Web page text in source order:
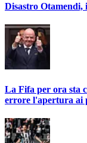
Disastro
La Fifa per ora sta
errore l'apertura ai